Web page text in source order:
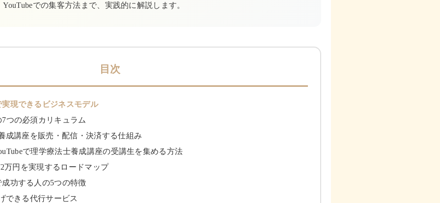
YouTubeでの集客方法まで、実践的に解説します。
目次
現できるビジネスモデル
つの必須カリキュラム
成講座を販売・配信・決済する仕組み
で理学療法士養成講座の受講生を集める方法
万円を実現するロードマップ
功する人の5つの特徴
できる代行サービス